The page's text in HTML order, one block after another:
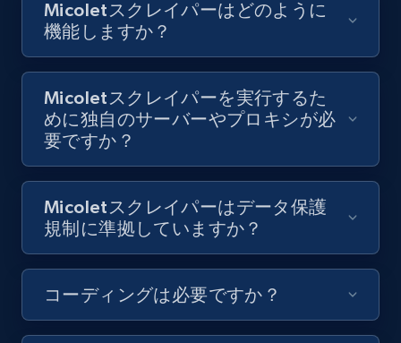
Youtube - Videos posts - Collect YouTube
posts by hashtags
URL, Title, Youtuber, Youtuber md5, Video url,
Video length, Likes, Views, and more.
by Explore page URL
Micoletスクレイパーはどのように
機能しますか？
Micoletスクレイパーを実行するた
めに独自のサーバーやプロキシが必
要ですか？
Micoletスクレイパーはデータ保護
規制に準拠していますか？
コーディングは必要ですか？